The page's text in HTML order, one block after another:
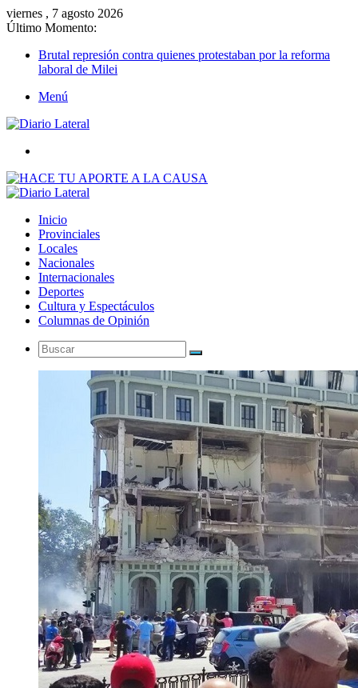
viernes , 7 agosto 2026
Último Momento:
Brutal represión contra quienes protestaban por la reforma
laboral de Milei
Menú
Inicio
Provinciales
Locales
Nacionales
Internacionales
Deportes
Cultura y Espectáculos
Columnas de Opinión
Buscar